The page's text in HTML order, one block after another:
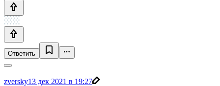
Ответить
zversky13 дек 2021 в 19:27